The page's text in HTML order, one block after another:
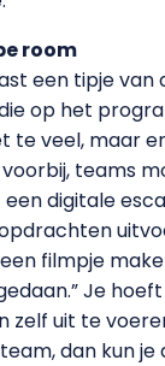
room
een tipje van
op het
te veel, maar
voorbij, teams
digitale
filmpje
Je
uit te
dan kun je